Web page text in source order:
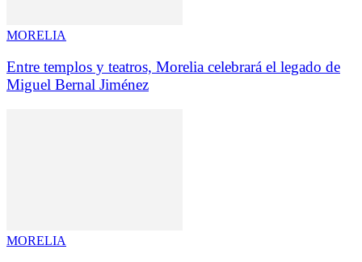
MORELIA
Entre templos y teatros, Morelia celebrará el legado de
Miguel Bernal Jiménez
MORELIA